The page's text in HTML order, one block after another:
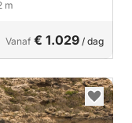
m
Vanaf € 1.029 / dag